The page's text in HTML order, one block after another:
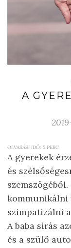
A
OLVASÁSI IDŐ: 5 PERC
A gyerekek
és
kommunikálni
szimpatizálni
A baba sírás
és a szülő